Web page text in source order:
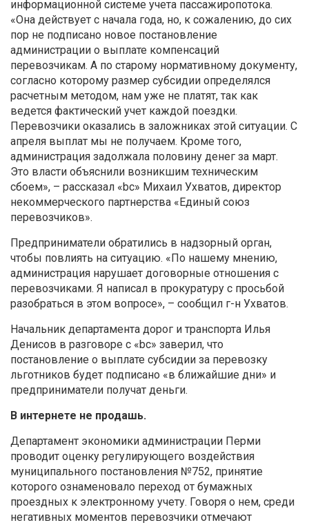
информационной системе учета пассажиропотока.
«Она действует с начала года, но, к сожалению, до сих
пор не подписано новое постановление
администрации о выплате компенсаций
перевозчикам. А по старому нормативному документу,
согласно которому размер субсидии определялся
расчетным методом, нам уже не платят, так как
ведется фактический учет каждой поездки.
Перевозчики оказались в заложниках этой ситуации. С
апреля выплат мы не получаем. Кроме того,
администрация задолжала половину денег за март.
Это власти объяснили возникшим техническим
сбоем», – рассказал «bc» Михаил Ухватов, директор
некоммерческого партнерства «Единый союз
перевозчиков».
Предприниматели обратились в надзорный орган,
чтобы повлиять на ситуацию. «По нашему мнению,
администрация нарушает договорные отношения с
перевозчиками. Я написал в прокуратуру с просьбой
разобраться в этом вопросе», – сообщил г-н Ухватов.
Начальник департамента дорог и транспорта Илья
Денисов в разговоре с «bc» заверил, что
постановление о выплате субсидии за перевозку
льготников будет подписано «в ближайшие дни» и
предприниматели получат деньги.
В интернете не продашь.
Департамент экономики администрации Перми
проводит оценку регулирующего воздействия
муниципального постановления №752, принятие
которого ознаменовало переход от бумажных
проездных к электронному учету. Говоря о нем, среди
негативных моментов перевозчики отмечают